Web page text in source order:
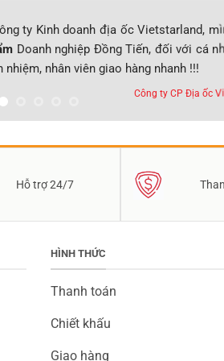
ty Kinh doanh địa ốc Vietstarland,
Doanh nghiệp Đồng Tiến, đối với cá
nhân viên giao hàng nhanh !!!
Công ty CP Địa ốc
Hỗ trợ 24/7
HÌNH THỨC
Thanh toán
Chiết khấu
Giao hàng